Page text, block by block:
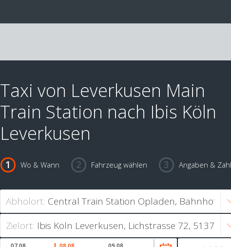
Taxi von Leverkusen Main
Train Station nach Ibis Köln
Leverkusen
Wo & Wann Fahrzeug wählen Angaben &
Abholort:
Zielort: